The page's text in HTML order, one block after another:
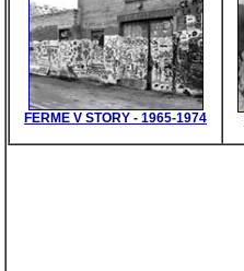
FERME V STORY - 1965-1974